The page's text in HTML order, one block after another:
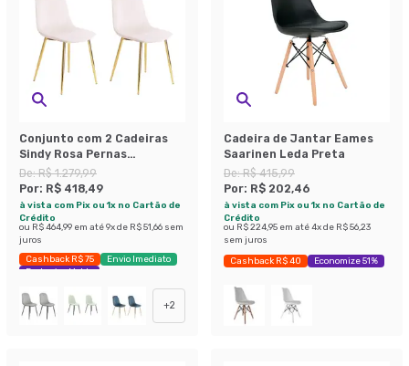
Conjunto com 2 Cadeiras
Sindy Rosa Pernas
Cromadas
De:R$ 1.279,99
Por: R$ 418,49
à vista com Pix ou 1x no Cartão de
Crédito
ou R$ 464,99 em até9x de R$ 51,66 sem
juros
Cashback R$ 75
Envio Imediato
Exclusivo Mobly
+2
Cadeira de Jantar Eames
Saarinen Leda Preta
De:R$ 415,99
Por: R$ 202,46
à vista com Pix ou 1x no Cartão de
Crédito
ou R$ 224,95 em até4x de R$ 56,23
sem juros
Cashback R$ 40 Economize 51%